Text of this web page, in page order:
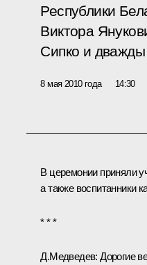
Республики
Виктора
Сипко и
8 мая 2010 года 14:30
В церемонии приняли
а также воспитанники
* * *
Д.Медведев:Дорогие